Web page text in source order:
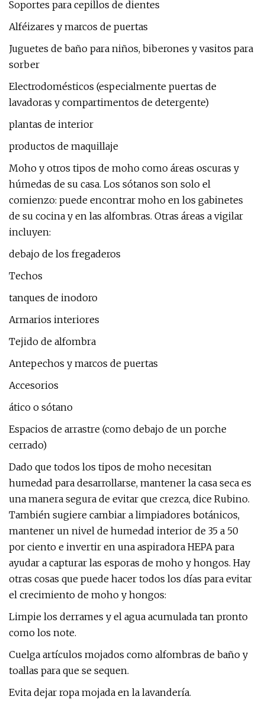
Soportes para cepillos de dientes
Alféizares y marcos de puertas
Juguetes de baño para niños, biberones y vasitos para
sorber
Electrodomésticos (especialmente puertas de
lavadoras y compartimentos de detergente)
plantas de interior
productos de maquillaje
Moho y otros tipos de moho como áreas oscuras y
húmedas de su casa. Los sótanos son solo el
comienzo: puede encontrar moho en los gabinetes
de su cocina y en las alfombras. Otras áreas a vigilar
incluyen:
debajo de los fregaderos
Techos
tanques de inodoro
Armarios interiores
Tejido de alfombra
Antepechos y marcos de puertas
Accesorios
ático o sótano
Espacios de arrastre (como debajo de un porche
cerrado)
Dado que todos los tipos de moho necesitan
humedad para desarrollarse, mantener la casa seca es
una manera segura de evitar que crezca, dice Rubino.
También sugiere cambiar a limpiadores botánicos,
mantener un nivel de humedad interior de 35 a 50
por ciento e invertir en una aspiradora HEPA para
ayudar a capturar las esporas de moho y hongos. Hay
otras cosas que puede hacer todos los días para evitar
el crecimiento de moho y hongos:
Limpie los derrames y el agua acumulada tan pronto
como los note.
Cuelga artículos mojados como alfombras de baño y
toallas para que se sequen.
Evita dejar ropa mojada en la lavandería.